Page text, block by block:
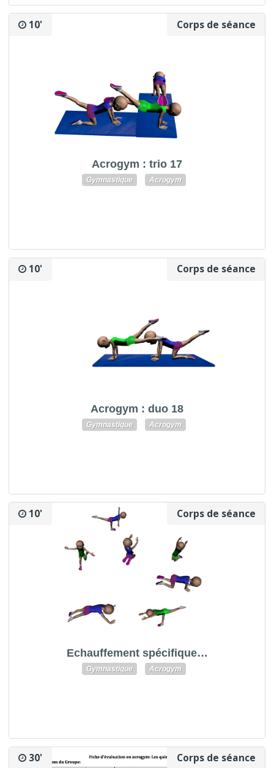
Corps de séance
10'
Acrogym : trio 17
Gymnastique Acrogym
Corps de séance
10'
Acrogym : duo 18
Gymnastique Acrogym
Corps de séance
10'
Echauffement spécifique…
Gymnastique Acrogym
Corps de séance
30'